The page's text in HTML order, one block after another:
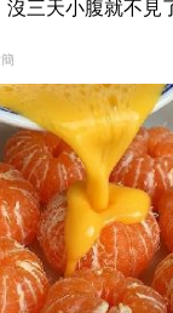
三天小腹就不見